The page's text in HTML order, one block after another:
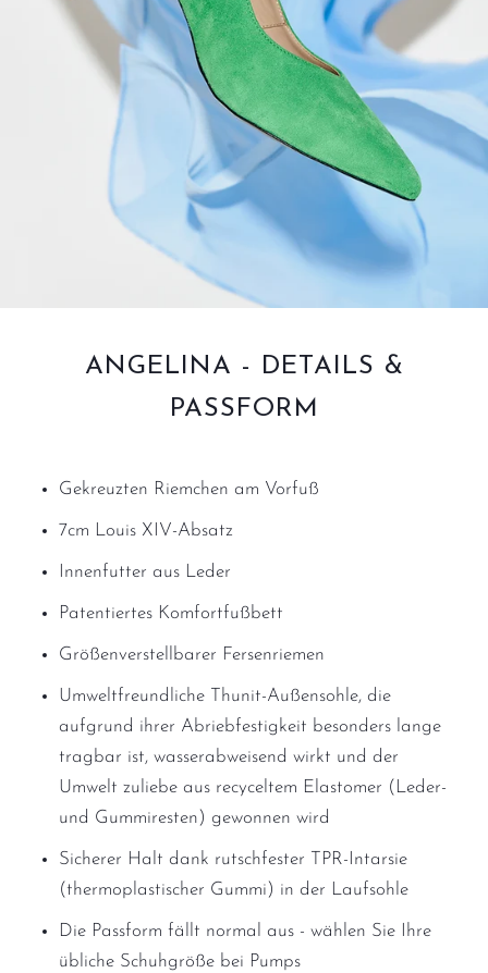
ANGELINA - DETAILS &
PASSFORM
Gekreuzten Riemchen am Vorfuß
7cm Louis XIV-Absatz
Innenfutter aus Leder
Patentiertes Komfortfußbett
Größenverstellbarer Fersenriemen
Umweltfreundliche Thunit-Außensohle, die
aufgrund ihrer Abriebfestigkeit besonders lange
tragbar ist, wasserabweisend wirkt und der
Umwelt zuliebe aus recyceltem Elastomer (Leder-
und Gummiresten) gewonnen wird
Sicherer Halt dank rutschfester TPR-Intarsie
(thermoplastischer Gummi) in der Laufsohle
Die Passform fällt normal aus - wählen Sie Ihre
übliche Schuhgröße bei Pumps